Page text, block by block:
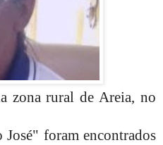
zona rural de Areia, no
José" foram encontrados